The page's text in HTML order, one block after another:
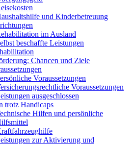
und Kinderbetreuung
im Ausland
beschaffte Leistungen
Chancen und Ziele
Voraussetzungen
Voraussetzungen
ausgeschlossen
trotz Handicaps
Hilfen und persönliche
zur Aktivierung und